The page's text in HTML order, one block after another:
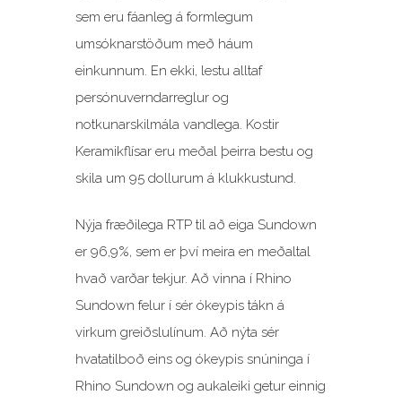
sem eru fáanleg á formlegum
umsóknarstöðum með háum
einkunnum. En ekki, lestu alltaf
persónuverndarreglur og
notkunarskilmála vandlega. Kostir
Keramikflísar eru meðal þeirra bestu og
skila um 95 dollurum á klukkustund.
Nýja fræðilega RTP til að eiga Sundown
er 96,9%, sem er því meira en meðaltal
hvað varðar tekjur. Að vinna í Rhino
Sundown felur í sér ókeypis tákn á
virkum greiðslulínum. Að nýta sér
hvatatilboð eins og ókeypis snúninga í
Rhino Sundown og aukaleiki getur einnig